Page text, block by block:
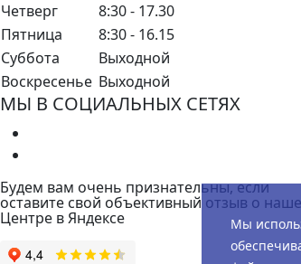
Четверг
8:30 - 17.30
Пятница
8:30 - 16.15
Суббота
Выходной
Воскресенье Выходной
МЫ В СОЦИАЛЬНЫХ СЕТЯХ
Будем вам очень признательны, если
оставите свой объективный отзыв о
Центре в Яндексе
Мы